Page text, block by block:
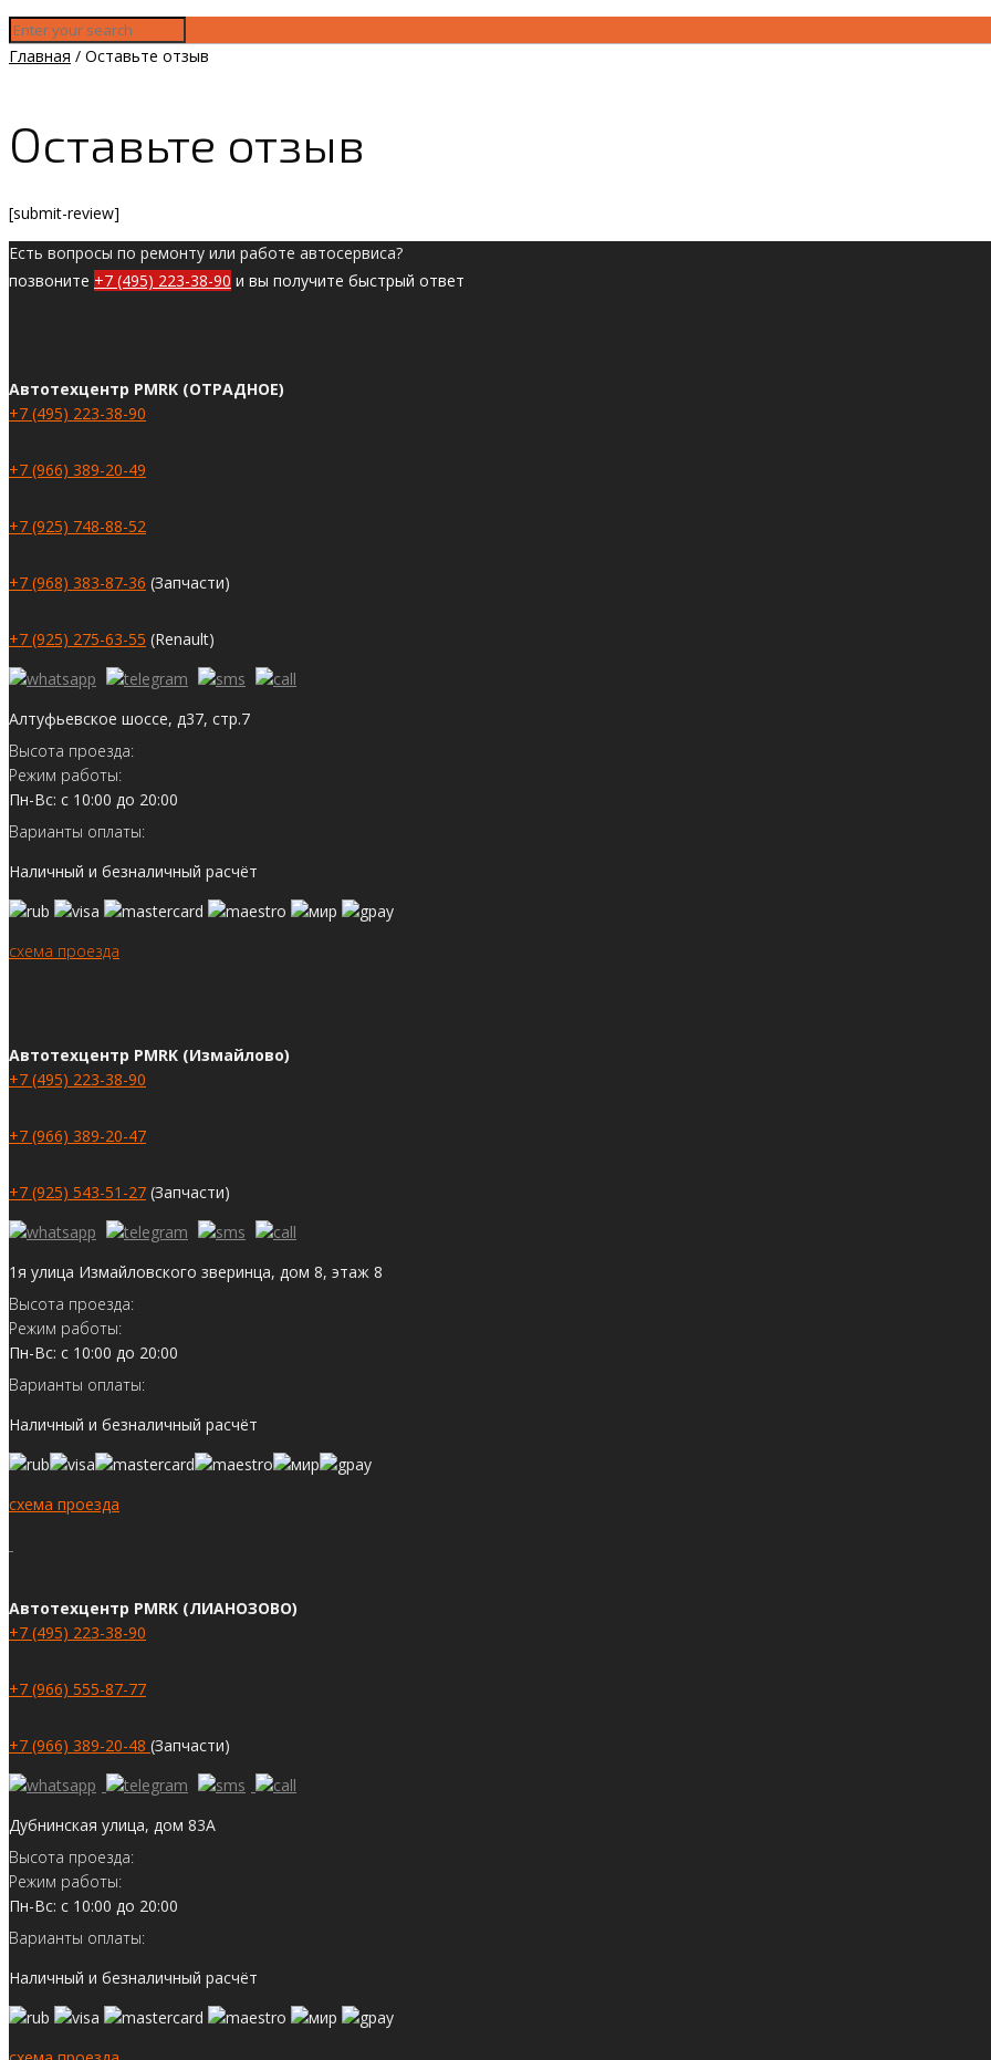
Главная / Оставьте отзыв
Оставьте отзыв
[submit-review]
Есть вопросы по ремонту или работе автосервиса?
позвоните +7 (495) 223-38-90 и вы получите быстрый ответ
Автотехцентр PMRK (ОТРАДНОЕ)
+7 (495) 223-38-90
+7 (966) 389-20-49
+7 (925) 748-88-52
+7 (968) 383-87-36 (Запчасти)
+7 (925) 275-63-55 (Renault)
Алтуфьевское шоссе, д37, стр.7
Высота проезда:
Режим работы:
Пн-Вс: с 10:00 до 20:00
Варианты оплаты:
Наличный и безналичный расчёт
схема проезда
Автотехцентр PMRK (Измайлово)
+7 (495) 223-38-90
+7 (966) 389-20-47
+7 (925) 543-51-27 (Запчасти)
1я улица Измайловского зверинца, дом 8, этаж 8
Высота проезда:
Режим работы:
Пн-Вс: с 10:00 до 20:00
Варианты оплаты:
Наличный и безналичный расчёт
схема проезда
Автотехцентр PMRK (ЛИАНОЗОВО)
+7 (495) 223-38-90
+7 (966) 555-87-77
+7 (966) 389-20-48 (Запчасти)
Дубнинская улица, дом 83А
Высота проезда:
Режим работы:
Пн-Вс: с 10:00 до 20:00
Варианты оплаты:
Наличный и безналичный расчёт